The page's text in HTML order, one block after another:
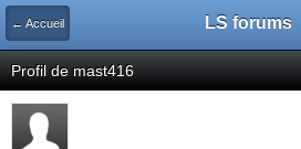
← Accueil LS forums
Profil de mast416